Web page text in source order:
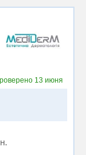
13 июня